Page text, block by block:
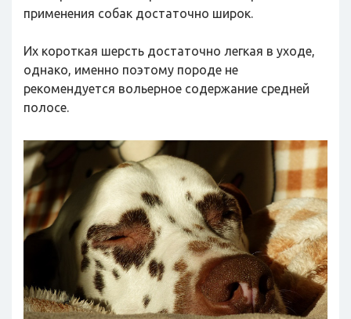
применения собак достаточно широк.
Их короткая шерсть достаточно легкая в уходе,
однако, именно поэтому породе не
рекомендуется вольерное содержание средней
полосе.